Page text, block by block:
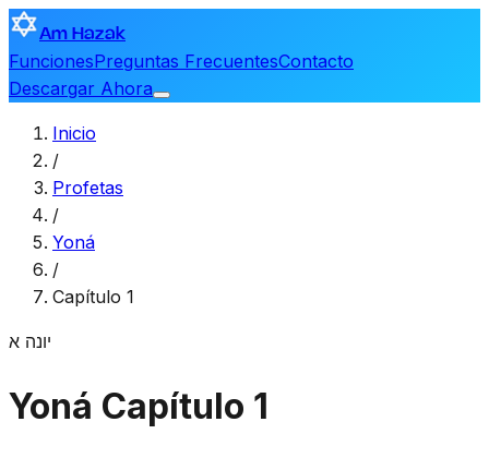
Am Hazak
FuncionesPreguntas FrecuentesContacto
Descargar Ahora
Inicio
/
Profetas
/
Yoná
/
Capítulo 1
יונה א
Yoná Capítulo 1